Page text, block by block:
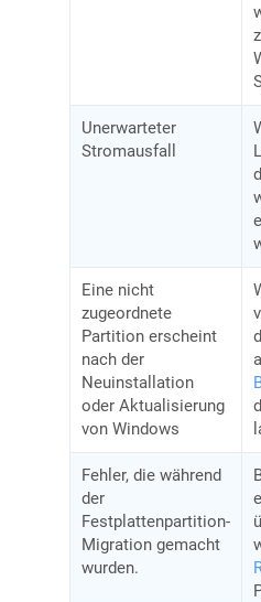
Unerwarteter
Stromausfall
Eine nicht
zugeordnete
Partition erscheint
nach der
Neuinstallation
oder Aktualisierung
von Windows
Fehler, die während
der
Festplattenpartition-
Migration gemacht
wurden.